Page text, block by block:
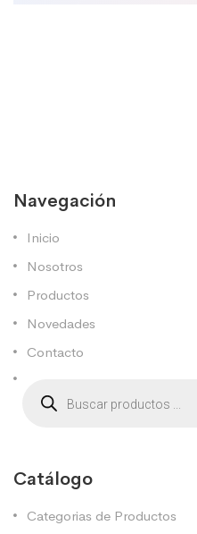
Navegación
Inicio
Nosotros
Productos
Novedades
Contacto
Catálogo
Categorias de Productos